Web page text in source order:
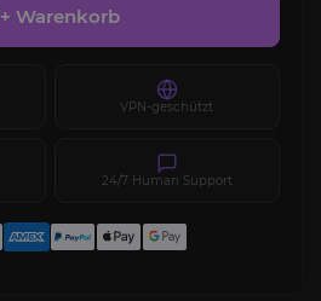
+ Warenkorb
VPN-geschützt
24/7 Human Support